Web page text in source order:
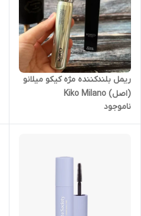
ریمل بلندکننده مژه کیکو میلانو
(اصل) Kiko Milano
Unmeasurable Length
ناموجود